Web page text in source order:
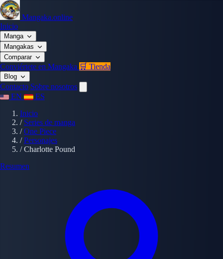
Mangaka.online
Inicio
Manga
Mangakas
Comparar
Conviértete en Mangaka 🛒 Tienda
Blog
Contacto Sobre nosotros
EN
ES
Inicio
/ Series de manga
/ One Piece
/ Personajes
/ Charlotte Pound
Resumen